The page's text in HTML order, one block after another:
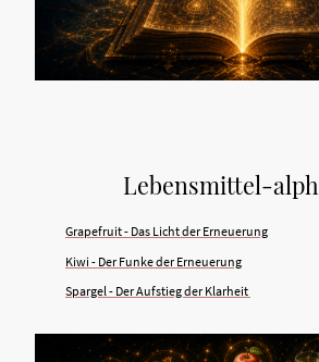
Lebensmittel-
Grapefruit - Das Licht der Erneuerung
Kiwi - Der Funke der Erneuerung
Spargel - Der Aufstieg der Klarheit